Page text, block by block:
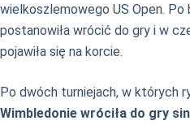
wielkoszlemowego US Open.
postanowiła wrócić do gry i w
pojawiła się na korcie.
Po dwóch turniejach, w których
Wimbledonie wróciła do gry